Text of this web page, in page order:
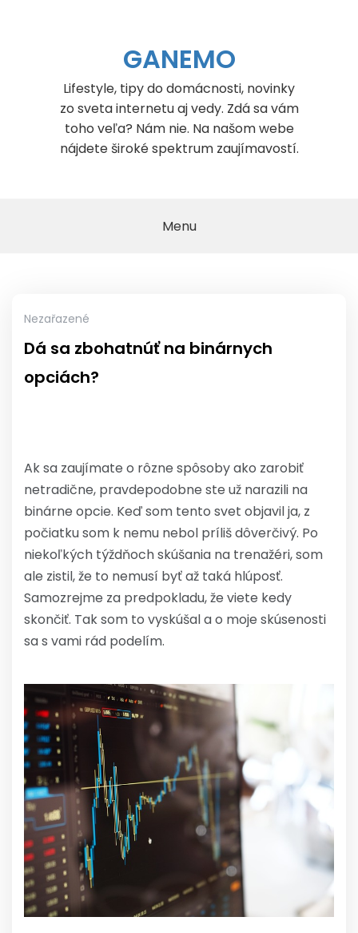
GANEMO
Lifestyle, tipy do domácnosti, novinky
zo sveta internetu aj vedy. Zdá sa vám
toho veľa? Nám nie. Na našom webe
nájdete široké spektrum zaujímavostí.
Menu
Nezařazené
Dá sa zbohatnúť na binárnych
opciách?
Ak sa zaujímate o rôzne spôsoby ako zarobiť
netradične, pravdepodobne ste už narazili na
binárne opcie. Keď som tento svet objavil ja, z
počiatku som k nemu nebol príliš dôverčivý. Po
niekoľkých týždňoch skúšania na trenažéri, som
ale zistil, že to nemusí byť až taká hlúposť.
Samozrejme za predpokladu, že viete kedy
skončiť. Tak som to vyskúšal a o moje skúsenosti
sa s vami rád podelím.